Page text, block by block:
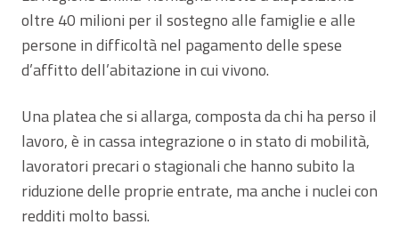
oltre 40 milioni per il sostegno alle famiglie e alle
persone in difficoltà nel pagamento delle spese
d’affitto dell’abitazione in cui vivono.
Una platea che si allarga, composta da chi ha perso il
lavoro, è in cassa integrazione o in stato di mobilità,
lavoratori precari o stagionali che hanno subito la
riduzione delle proprie entrate, ma anche i nuclei con
redditi molto bassi.